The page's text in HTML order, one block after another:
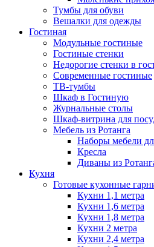
Тумбы для обуви
Вешалки для одежды
Гостиная
Модульные гостиные
Гостиные стенки
Недорогие стенки в
Современные гостиные
ТВ-тумбы
Шкаф в Гостиную
Журнальные столы
Шкаф-витрина для
Мебель из Ротанга
Наборы мебели
Кресла
Диваны из
Кухня
Готовые кухонные
Кухни 1,1 метра
Кухни 1,6 метра
Кухни 1,8 метра
Кухни 2 метра
Кухни 2,4 метра